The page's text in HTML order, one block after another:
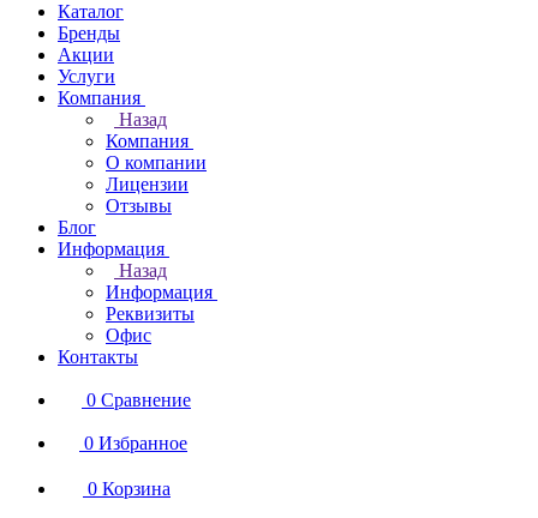
Каталог
Бренды
Акции
Услуги
Компания
Назад
Компания
О компании
Лицензии
Отзывы
Блог
Информация
Назад
Информация
Реквизиты
Офис
Контакты
0 Сравнение
0 Избранное
0 Корзина